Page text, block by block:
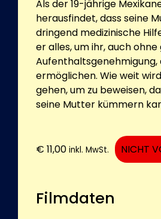
Als der 19-jährige
herausfindet, dass seine
dringend medizinische
er alles, um ihr, auch
Aufenthaltsgenehmigung,
ermöglichen. Wie weit
gehen, um zu beweisen,
seine Mutter kümmern
€ 11,00 inkl. MwSt. NICHT
Filmdaten